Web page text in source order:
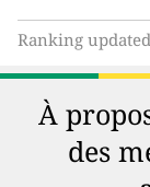
Ranking
À
des